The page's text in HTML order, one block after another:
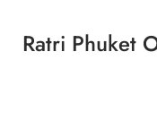
Ratri Phuket